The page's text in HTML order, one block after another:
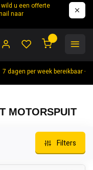
u een offerte
naar
7 dagen per week bereikbaar
MOTORSPUIT
Filters